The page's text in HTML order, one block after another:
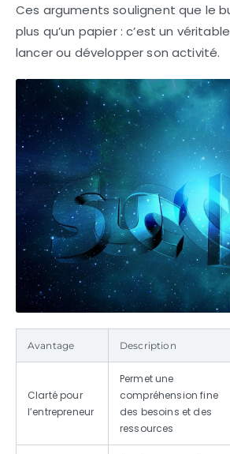
Ces arguments soulignent que le
plus qu’un papier : c’est un
lancer ou développer son activité.
Avantage Description
Clarté pour
l’entrepreneur
Permet une
compréhension fine
des besoins et des
ressources